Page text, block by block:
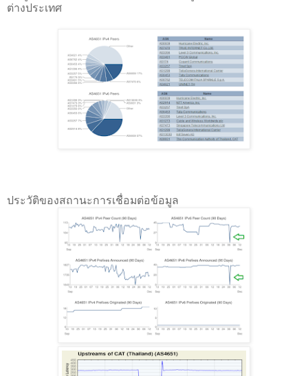
ต่างประเทศ
ประวัติของสถานะการเชื่อมต่อข้อมูล